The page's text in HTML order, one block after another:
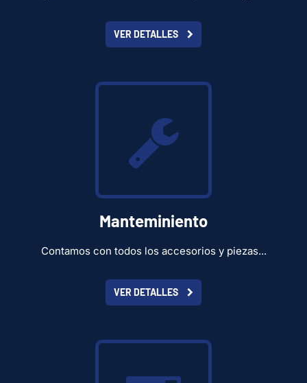
VER DETALLES
Manteminiento
Contamos con todos los accesorios y piezas...
VER DETALLES